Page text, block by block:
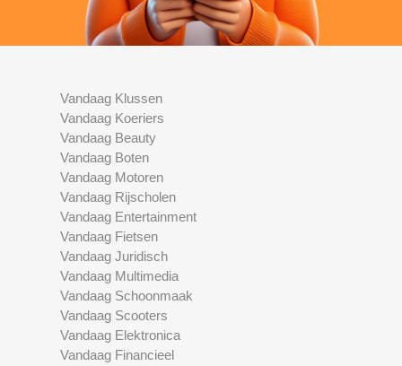
Vandaag Klussen
Vandaag Koeriers
Vandaag Beauty
Vandaag Boten
Vandaag Motoren
Vandaag Rijscholen
Vandaag Entertainment
Vandaag Fietsen
Vandaag Juridisch
Vandaag Multimedia
Vandaag Schoonmaak
Vandaag Scooters
Vandaag Elektronica
Vandaag Financieel